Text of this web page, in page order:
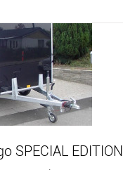
SPECIAL EDITION